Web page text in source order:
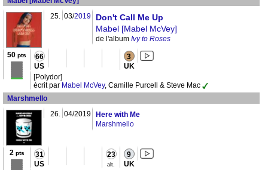
25. 03/2019
Don't Call Me Up
Mabel [Mabel McVey]
de l'album Ivy to Roses
50 pts 66
US
3
UK
[Polydor]
écrit par Mabel McVey, Camille Purcell & Steve Mac
Marshmello
26. 04/2019
Here with Me
Marshmello
2 pts 31
US
23
alt.
9
UK